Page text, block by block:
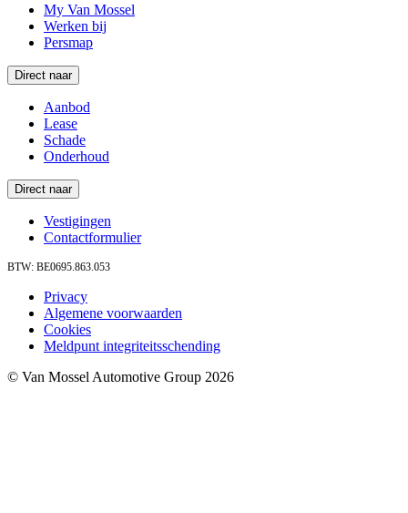
My Van Mossel
Werken bij
Persmap
Direct naar
Aanbod
Lease
Schade
Onderhoud
Direct naar
Vestigingen
Contactformulier
BTW: BE0695.863.053
Privacy
Algemene voorwaarden
Cookies
Meldpunt integriteitsschending
© Van Mossel Automotive Group 2026